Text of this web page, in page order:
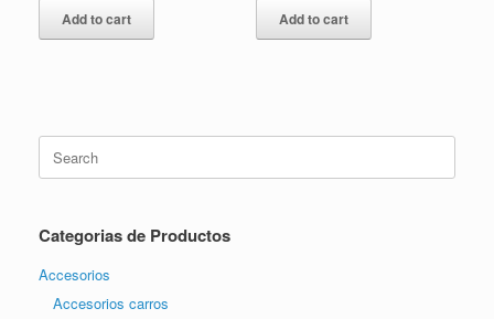
Add to cart Add to cart
Search
for:
Categorias de Productos
Accesorios
Accesorios carros